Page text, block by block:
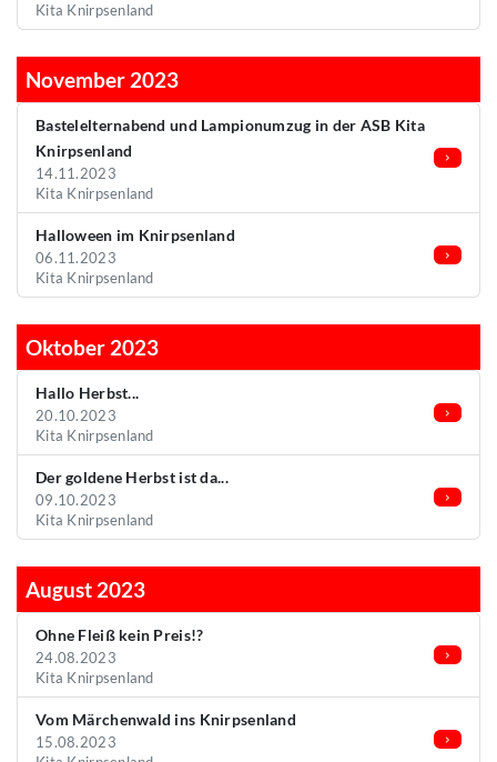
Kita Knirpsenland
November 2023
Bastelelternabend und Lampionumzug in der ASB Kita
Knirpsenland
14.11.2023
Kita Knirpsenland
Halloween im Knirpsenland
06.11.2023
Kita Knirpsenland
Oktober 2023
Hallo Herbst...
20.10.2023
Kita Knirpsenland
Der goldene Herbst ist da...
09.10.2023
Kita Knirpsenland
August 2023
Ohne Fleiß kein Preis!?
24.08.2023
Kita Knirpsenland
Vom Märchenwald ins Knirpsenland
15.08.2023